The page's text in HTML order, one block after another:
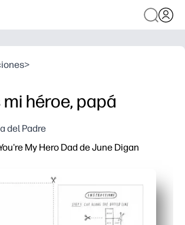
>
mi héroe, papá
del Padre
My Hero Dad de June Digan